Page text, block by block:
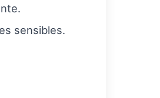
sensibles.